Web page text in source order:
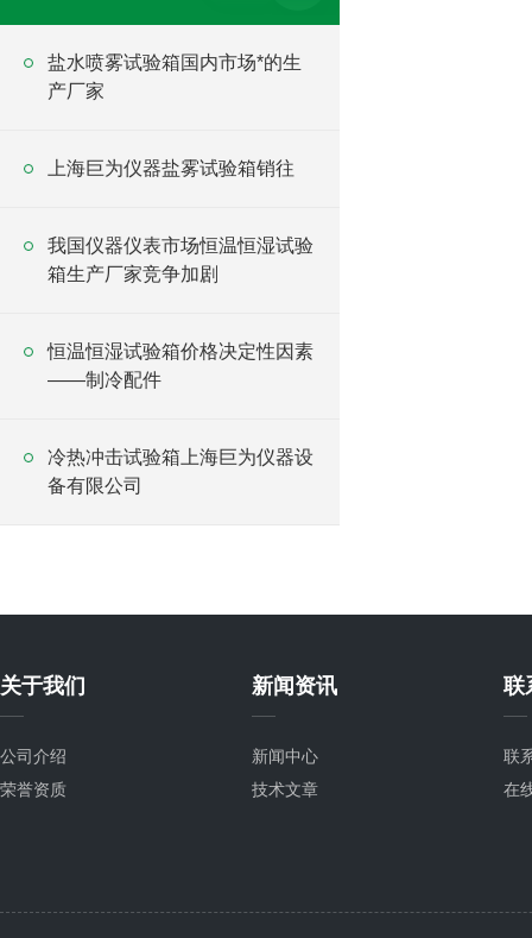
盐水喷雾试验箱国内市场*的生
产厂家
上海巨为仪器盐雾试验箱销往
我国仪器仪表市场恒温恒湿试验
箱生产厂家竞争加剧
恒温恒湿试验箱价格决定性因素
——制冷配件
冷热冲击试验箱上海巨为仪器设
备有限公司
关于我们
公司介绍
荣誉资质
新闻资讯
新闻中心
技术文章
联
联
在